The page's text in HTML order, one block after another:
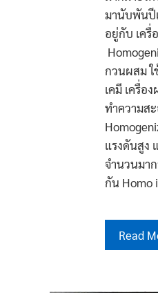
มานับพันปี
อยู่กับ เครื่
กวนผสม ใ
เคมี เครื่อ
ทำความส
แรงดันสูง
จำนวนมา
กัน Homo
Read